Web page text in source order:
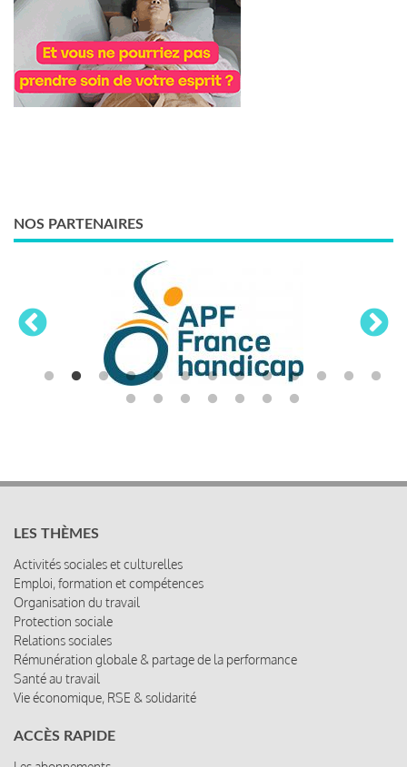
NOS PARTENAIRES
LES THÈMES
Activités sociales et culturelles
Emploi, formation et compétences
Organisation du travail
Protection sociale
Relations sociales
Rémunération globale & partage de la performance
Santé au travail
Vie économique, RSE & solidarité